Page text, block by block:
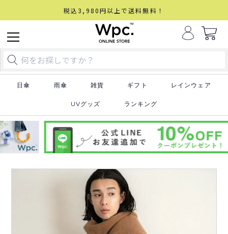
税込3,980円以上で送料無料！
日傘 雨傘 雑貨 ギフト レインウェア
UVグッズ ランキング